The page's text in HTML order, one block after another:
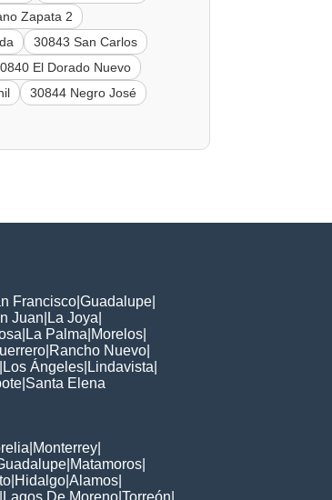
Zapata 2
30843 San Carlos
El Dorado Nuevo
30844 Negro José
Francisco Guadalupe
Juan La Joya
La Palma Morelos
Rancho Nuevo
Los Ángeles Lindavista
Santa Elena
Monterrey
Matamoros
Hidalgo Alamos